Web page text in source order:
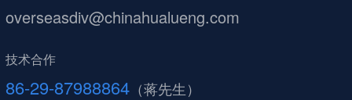
overseasdiv@chinahualueng.com
技术合作
86-29-87988864 （蒋先生）